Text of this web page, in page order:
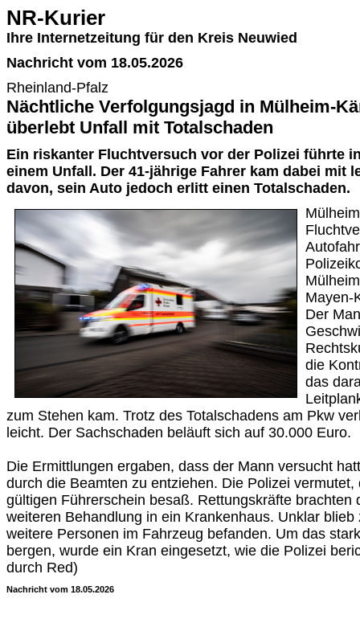
NR-Kurier
Ihre Internetzeitung für den Kreis Neuwied
Nachricht vom 18.05.2026
Rheinland-Pfalz
Nächtliche Verfolgungsjagd in Mülheim-
überlebt Unfall mit Totalschaden
Ein riskanter Fluchtversuch vor der Polizei führte
einem Unfall. Der 41-jährige Fahrer kam dabei mit
davon, sein Auto jedoch erlitt einen Totalschaden.
Mayen-
Der
die
das
zum Stehen kam. Trotz des Totalschadens am Pkw
leicht. Der Sachschaden beläuft sich auf 30.000 Euro.
Die Ermittlungen ergaben, dass der Mann versucht
durch die Beamten zu entziehen. Die Polizei
gültigen Führerschein besaß. Rettungskräfte brachten
weiteren Behandlung in ein Krankenhaus. Unklar
weitere Personen im Fahrzeug befanden. Um das
bergen, wurde ein Kran eingesetzt, wie die Polizei
durch Red)
Nachricht vom 18.05.2026